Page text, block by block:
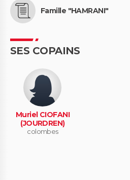
Famille "HAMRANI"
SES COPAINS
Muriel CIOFANI
(JOURDREN)
colombes